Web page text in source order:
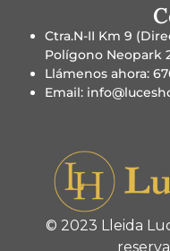
Ctra.N-II Km 9
Polígono Neopark
Llámenos ahora:
Email:
© 2023 Lleida